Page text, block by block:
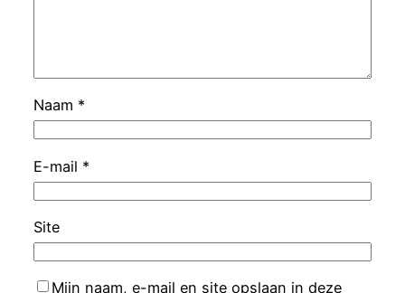
Naam *
E-mail *
Site
Mijn naam, e-mail en site opslaan in deze